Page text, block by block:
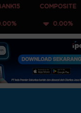
COMPOSITE
0.00%